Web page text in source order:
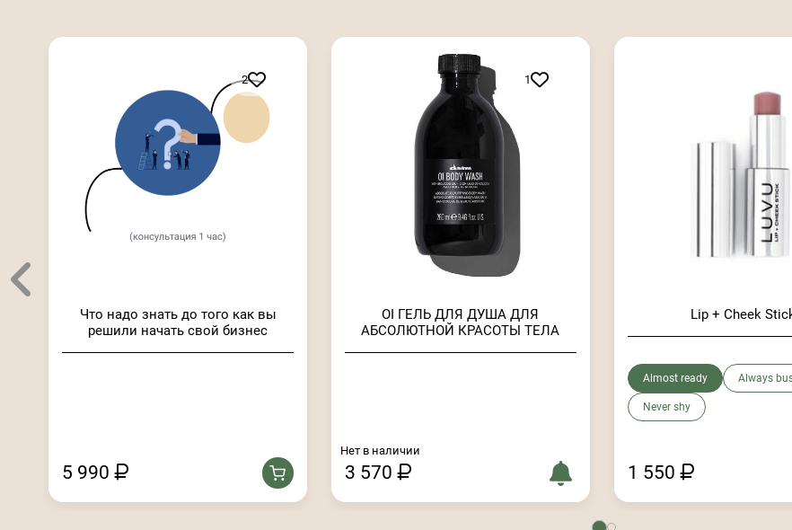
2
Что надо знать до того как вы
решили начать свой бизнес
5 990
1
OI ГЕЛЬ ДЛЯ ДУША ДЛЯ
АБСОЛЮТНОЙ КРАСОТЫ ТЕЛА
3 570
Нет в наличии
Lip + Cheek
Almost ready Always
Never shy
1 550